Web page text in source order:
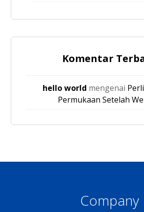
Komentar
hello world mengenai
Permukaan Setelah
Company